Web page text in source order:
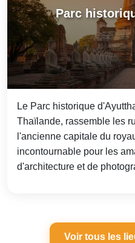
Parc
Le Parc historique
Thaïlande, rassemble les
l'ancienne capitale du
incontournable pour les
d'architecture et de
Voir tous les